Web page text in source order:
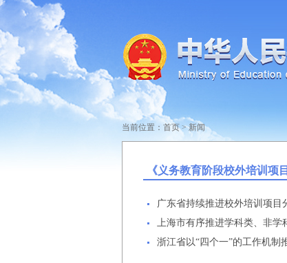
当前位置： 首页>新闻
《义务教育阶段校外培训项
广东省持续推进校外培训项目
上海市有序推进学科类、非学
浙江省以“四个一”的工作机制